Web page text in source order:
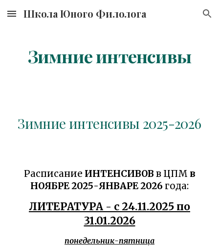
Skip to main content Skip to navigation
Школа Юного Филолога
Зимние интенсивы
Зимние интенсивы 2025-2026
Расписание ИНТЕНСИВОВ в ЦПМ в
НОЯБРЕ 2025-ЯНВАРЕ 2026 года:
ЛИТЕРАТУРА - с 24.11.2025 по
31.01.2026
понедельник-пятница